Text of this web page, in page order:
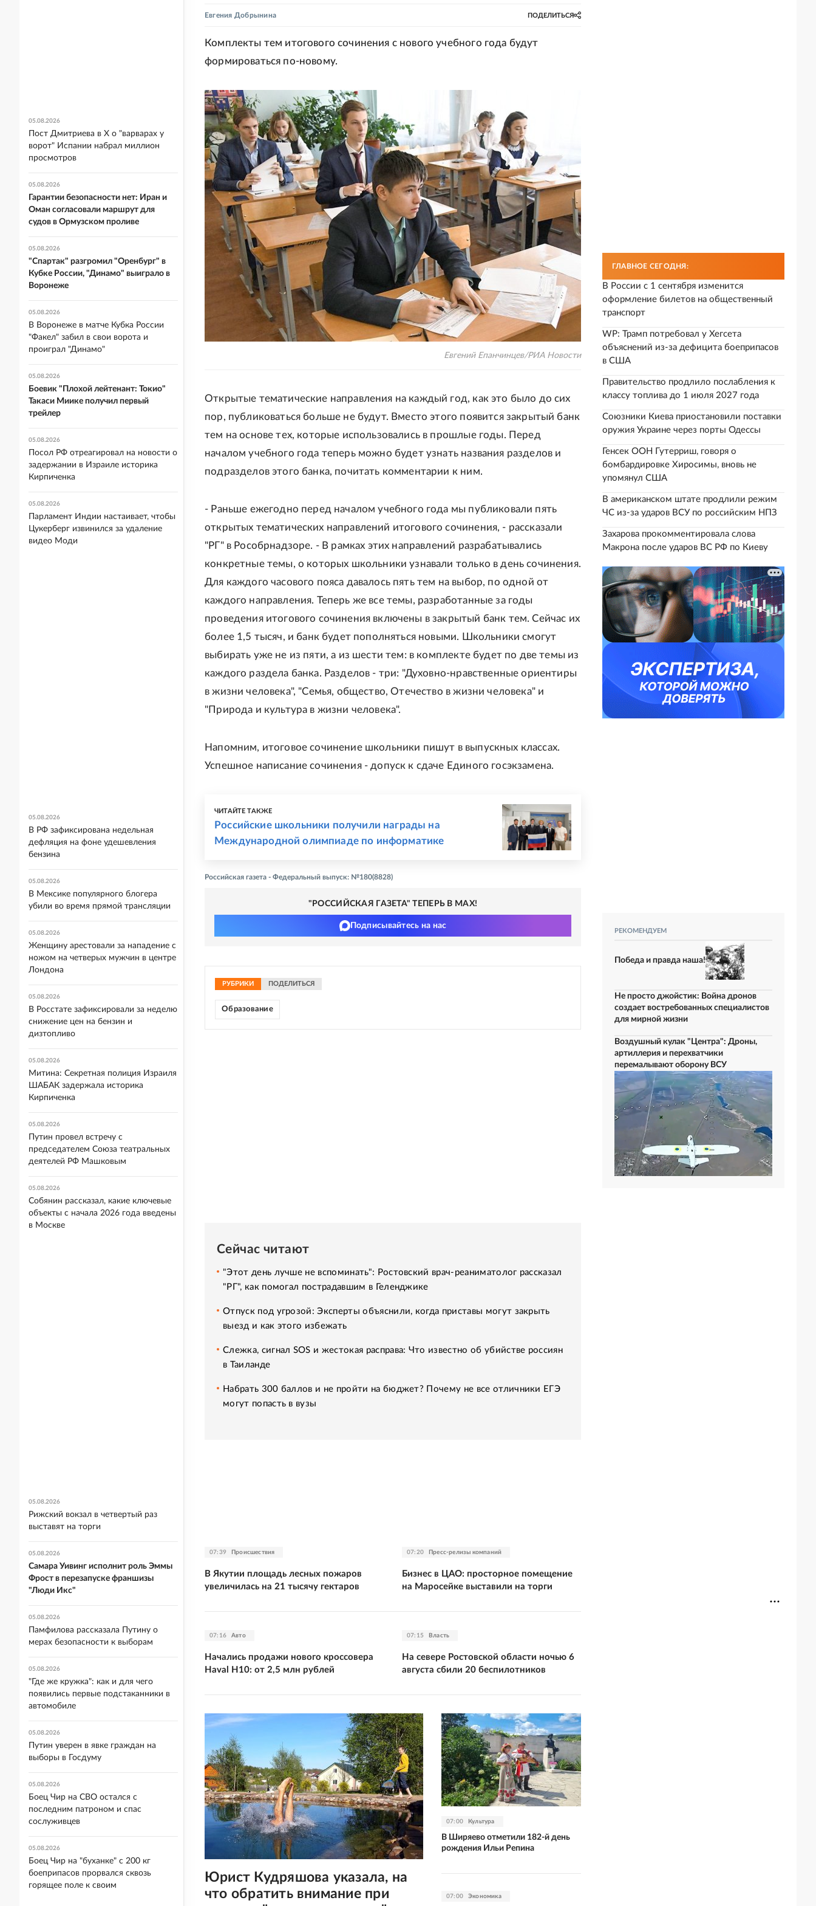
Евгения Добрынина ПОДЕЛИТЬСЯ
Комплекты тем итогового сочинения с нового учебного года будут
формироваться по-новому.
Евгений Епанчинцев/РИА Новости
Открытые тематические направления на каждый год, как это было до сих
пор, публиковаться больше не будут. Вместо этого появится закрытый банк
тем на основе тех, которые использовались в прошлые годы. Перед
началом учебного года теперь можно будет узнать названия разделов и
подразделов этого банка, почитать комментарии к ним.
- Раньше ежегодно перед началом учебного года мы публиковали пять
открытых тематических направлений итогового сочинения, - рассказали
"РГ" в Рособрнадзоре. - В рамках этих направлений разрабатывались
конкретные темы, о которых школьники узнавали только в день сочинения.
Для каждого часового пояса давалось пять тем на выбор, по одной от
каждого направления. Теперь же все темы, разработанные за годы
проведения итогового сочинения включены в закрытый банк тем. Сейчас их
более 1,5 тысяч, и банк будет пополняться новыми. Школьники смогут
выбирать уже не из пяти, а из шести тем: в комплекте будет по две темы из
каждого раздела банка. Разделов - три: "Духовно-нравственные ориентиры
в жизни человека", "Семья, общество, Отечество в жизни человека" и
"Природа и культура в жизни человека".
Напомним, итоговое сочинение школьники пишут в выпускных классах.
Успешное написание сочинения - допуск к сдаче Единого госэкзамена.
ЧИТАЙТЕ ТАКЖЕ
Российские школьники получили награды на
Международной олимпиаде по информатике
Российская газета - Федеральный выпуск: №180(8828)
"РОССИЙСКАЯ ГАЗЕТА" ТЕПЕРЬ В MAX!
Подписывайтесь на нас
РУБРИКИ ПОДЕЛИТЬСЯ
Образование
Сейчас читают
"Этот день лучше не вспоминать": Ростовский врач-реаниматолог рассказал
"РГ", как помогал пострадавшим в Геленджике
Отпуск под угрозой: Эксперты объяснили, когда приставы могут закрыть
выезд и как этого избежать
Слежка, сигнал SOS и жестокая расправа: Что известно об убийстве россиян
в Таиланде
Набрать 300 баллов и не пройти на бюджет? Почему не все отличники ЕГЭ
могут попасть в вузы
07:39 Происшествия
В Якутии площадь лесных пожаров
увеличилась на 21 тысячу гектаров
07:20 Пресс-релизы компаний
Бизнес в ЦАО: просторное помещение
на Маросейке выставили на торги
07:16 Авто
Начались продажи нового кроссовера
Haval H10: от 2,5 млн рублей
07:15 Власть
На севере Ростовской области ночью 6
августа сбили 20 беспилотников
Юрист Кудряшова указала, на
что обратить внимание при
07:00 Культура
В Ширяево отметили 182-й день
рождения Ильи Репина
07:00 Экономика
ГЛАВНОЕ СЕГОДНЯ:
В России с 1 сентября изменится
оформление билетов на общественный
транспорт
WP: Трамп потребовал у Хегсета
объяснений из-за дефицита боеприпасов
в США
Правительство продлило послабления к
классу топлива до 1 июля 2027 года
Союзники Киева приостановили поставки
оружия Украине через порты Одессы
Генсек ООН Гутерриш, говоря о
бомбардировке Хиросимы, вновь не
упомянул США
В американском штате продлили режим
ЧС из-за ударов ВСУ по российским НПЗ
Захарова прокомментировала слова
Макрона после ударов ВС РФ по Киеву
РЕКОМЕНДУЕМ
Победа и правда наша!
Не просто джойстик: Война дронов
создает востребованных специалистов
для мирной жизни
Воздушный кулак "Центра": Дроны,
артиллерия и перехватчики
перемалывают оборону ВСУ
05.08.2026
Пост Дмитриева в X о "варварах у
ворот" Испании набрал миллион
просмотров
05.08.2026
Гарантии безопасности нет: Иран и
Оман согласовали маршрут для
судов в Ормузском проливе
05.08.2026
"Спартак" разгромил "Оренбург" в
Кубке России, "Динамо" выиграло в
Воронеже
05.08.2026
В Воронеже в матче Кубка России
"Факел" забил в свои ворота и
проиграл "Динамо"
05.08.2026
Боевик "Плохой лейтенант: Токио"
Такаси Миике получил первый
трейлер
05.08.2026
Посол РФ отреагировал на новости о
задержании в Израиле историка
Кирпиченка
05.08.2026
Парламент Индии настаивает, чтобы
Цукерберг извинился за удаление
видео Моди
05.08.2026
В РФ зафиксирована недельная
дефляция на фоне удешевления
бензина
05.08.2026
В Мексике популярного блогера
убили во время прямой трансляции
05.08.2026
Женщину арестовали за нападение с
ножом на четверых мужчин в центре
Лондона
05.08.2026
В Росстате зафиксировали за неделю
снижение цен на бензин и
дизтопливо
05.08.2026
Митина: Секретная полиция Израиля
ШАБАК задержала историка
Кирпиченка
05.08.2026
Путин провел встречу с
председателем Союза театральных
деятелей РФ Машковым
05.08.2026
Собянин рассказал, какие ключевые
объекты с начала 2026 года введены
в Москве
05.08.2026
Рижский вокзал в четвертый раз
выставят на торги
05.08.2026
Самара Уивинг исполнит роль Эммы
Фрост в перезапуске франшизы
"Люди Икс"
05.08.2026
Памфилова рассказала Путину о
мерах безопасности к выборам
05.08.2026
"Где же кружка": как и для чего
появились первые подстаканники в
автомобиле
05.08.2026
Путин уверен в явке граждан на
выборы в Госдуму
05.08.2026
Боец Чир на СВО остался с
последним патроном и спас
сослуживцев
05.08.2026
Боец Чир на "буханке" с 200 кг
боеприпасов прорвался сквозь
горящее поле к своим